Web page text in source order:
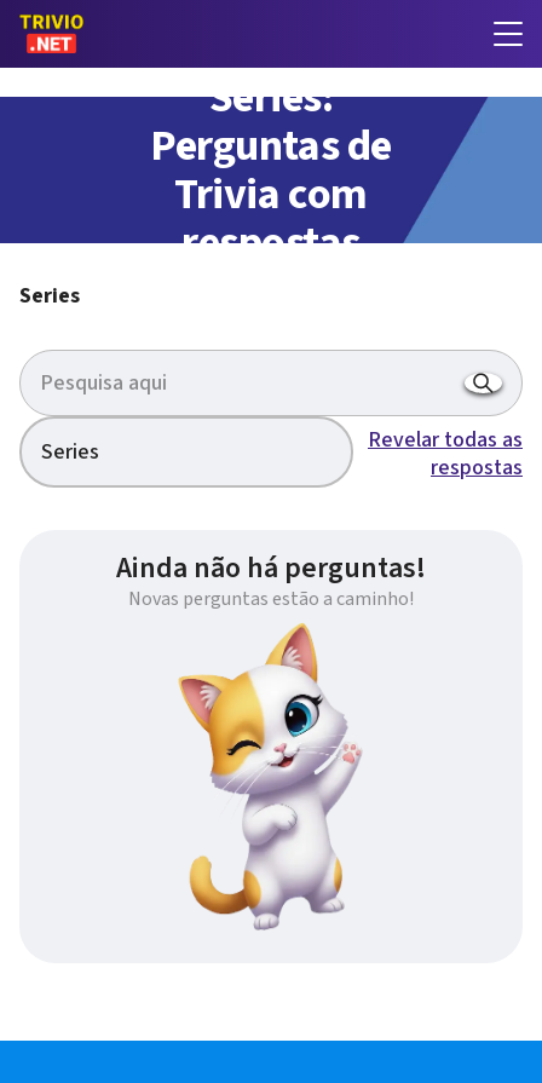
Series:
Perguntas de
Trivia com
respostas
Series
Series
Revelar todas as
respostas
Ainda não há perguntas!
Novas perguntas estão a caminho!